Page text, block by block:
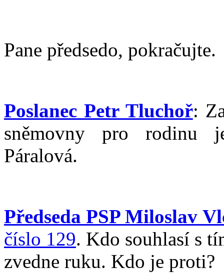
Pane předsedo, pokračujte.
Poslanec Petr Tluchoř:
sněmovny pro rodinu
Páralová.
Předseda PSP Miloslav
číslo 129. Kdo souhlasí s
zvedne ruku. Kdo je proti?